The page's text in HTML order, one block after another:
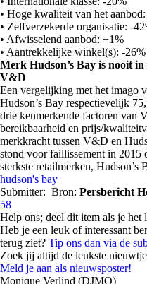
• Hoge kwaliteit van het
• Zelfverzekerde organisatie: -
• Afwisselend aanbod: +1%
• Aantrekkelijke winkel(s): -26%
Merk Hudson’s Bay is nooit
V&D
Een vergelijking met het imago
Hudson’s Bay respectievelijk
drie kenmerkende factoren van
bereikbaarheid en prijs/
merkkracht tussen V&D en
stond voor faillissement in 2015
sterkste retailmerken, Hudson’s
hudson's bay
Submitter: Bron: Persbericht
58
Help ons; deel dit item als je het
Heb je een leuk of interessant
terug ziet? Tip ons dan via de
Zoek jij altijd de leukste
Meld je aan als nieuwsposter!
Monique Verlind (DJMO)